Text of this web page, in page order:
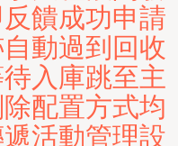
饋成功申請
動過到回收
入庫跳至主
配置方式均
活動管理設